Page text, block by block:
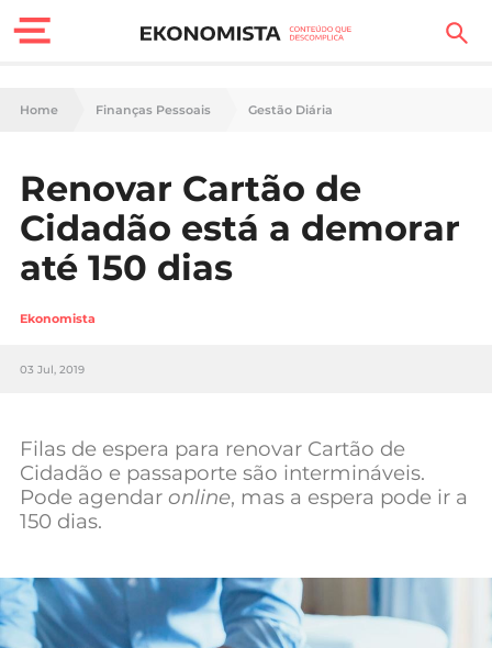
Finanças Pessoais
Carreira
Casa
Lifestyle
Sociedade
Negócios
Mundial 2026
Home Finanças Pessoais Gestão Diária
Renovar Cartão de
Cidadão está a demorar
até 150 dias
Ekonomista
03 Jul, 2019
Filas de espera para renovar Cartão de
Cidadão e passaporte são intermináveis.
Pode agendar online, mas a espera pode ir a
150 dias.